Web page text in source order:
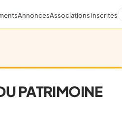
AnnoncesAssociations inscrites
PATRIMOINE